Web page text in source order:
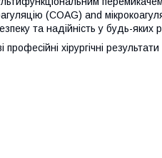
(COAG) and
та надійність у будь-яких
хірургічні